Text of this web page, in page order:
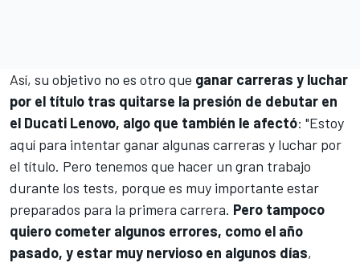
Así, su objetivo no es otro que ganar carreras y luchar
por el título tras quitarse la presión de debutar en
el Ducati Lenovo, algo que también le afectó: "Estoy
aquí para intentar ganar algunas carreras y luchar por
el título. Pero tenemos que hacer un gran trabajo
durante los tests, porque es muy importante estar
preparados para la primera carrera. Pero tampoco
quiero cometer algunos errores, como el año
pasado, y estar muy nervioso en algunos días,